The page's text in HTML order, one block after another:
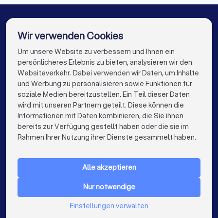
Chronologische Übersicht der Ereignisse
Korrespondenz mit der Gegenseite
Beweismittel (E-Mails, Fotos, Zeugenaussagen)
Ihre konkreten Fragen und Ziele
Diese Fragen sollten Sie stellen
✓ Welche Strategie empfehlen Sie?
Rechtsanwälte in Mainz-Kostheim
Rechtsanwälte in Grünstadt
Rechtsanwälte in Berlin
Rechtsanwälte in Hamburg
Rechtsanwälte in München
Rechtsanwälte in Köln
Rechtsanwälte in Frankfurt am Main
Rechtsanwälte in Stuttgart
Rechtsanwälte in Dortmund
Rechtsanwälte in Essen
Rechtsanwälte in Bremen
Rechtsanwälte in Nürnberg
Die besten Rechtsanwälte für Sie
info@trustlocal.de
FÜR PRIVATPERSONEN
Niederlande
Wir verwenden Cookies
Um unsere Website zu verbessern und Ihnen ein
persönlicheres Erlebnis zu bieten, analysieren wir den
Websiteverkehr. Dabei verwenden wir Daten, um Inhalte
und Werbung zu personalisieren sowie Funktionen für
soziale Medien bereitzustellen. Ein Teil dieser Daten
wird mit unseren Partnern geteilt. Diese können die
Informationen mit Daten kombinieren, die Sie ihnen
bereits zur Verfügung gestellt haben oder die sie im
Rahmen Ihrer Nutzung ihrer Dienste gesammelt haben.
Alle akzeptieren
Nur notwendige
Einstellungen verwalten